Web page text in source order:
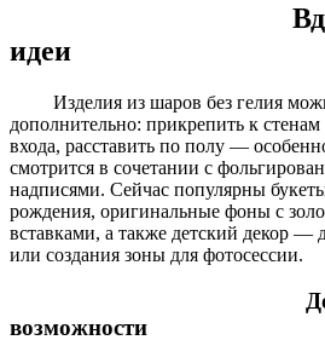
идеи
Изделия из шаров без гелия
дополнительно: прикрепить к стенам
входа, расставить по полу —
смотрится в сочетании с
надписями. Сейчас популярны
рождения, оригинальные фоны с
вставками, а также детский декор —
или создания зоны для фотосессии.
возможности